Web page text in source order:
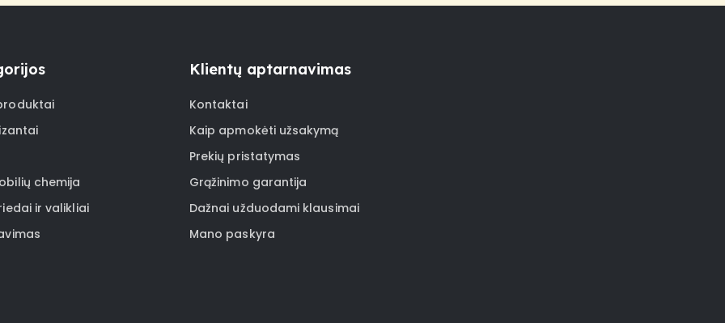
chemija
ir valikliai
Klientų aptarnavimas
Kontaktai
Kaip apmokėti užsakymą
Prekių pristatymas
Grąžinimo garantija
Dažnai užduodami klausimai
Mano paskyra